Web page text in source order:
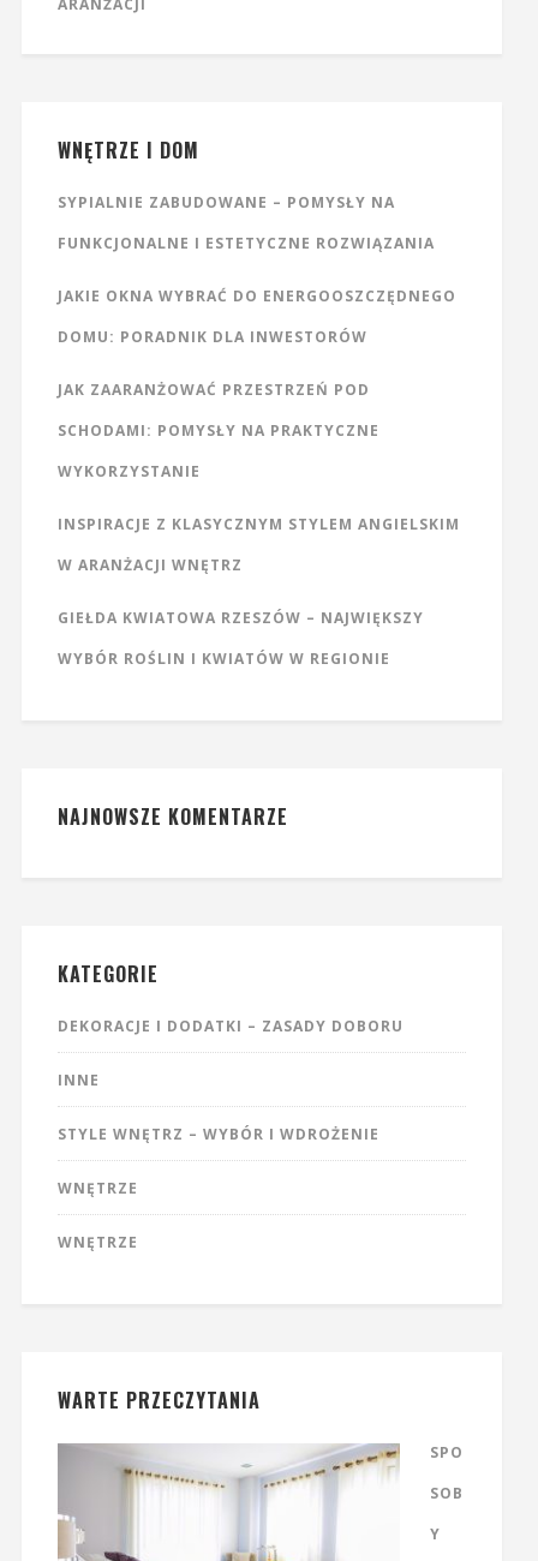
ARANŻACJI
WNĘTRZE I DOM
SYPIALNIE ZABUDOWANE – POMYSŁY NA
FUNKCJONALNE I ESTETYCZNE ROZWIĄZANIA
JAKIE OKNA WYBRAĆ DO ENERGOOSZCZĘDNEGO
DOMU: PORADNIK DLA INWESTORÓW
JAK ZAARANŻOWAĆ PRZESTRZEŃ POD
SCHODAMI: POMYSŁY NA PRAKTYCZNE
WYKORZYSTANIE
INSPIRACJE Z KLASYCZNYM STYLEM ANGIELSKIM
W ARANŻACJI WNĘTRZ
GIEŁDA KWIATOWA RZESZÓW – NAJWIĘKSZY
WYBÓR ROŚLIN I KWIATÓW W REGIONIE
NAJNOWSZE KOMENTARZE
KATEGORIE
DEKORACJE I DODATKI – ZASADY DOBORU
INNE
STYLE WNĘTRZ – WYBÓR I WDROŻENIE
WNĘTRZE
WNĘTRZE
WARTE PRZECZYTANIA
SPO
SOB
Y